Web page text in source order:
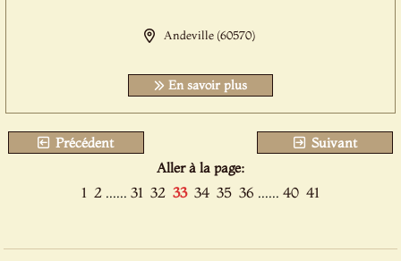
Andeville (60570)
En savoir plus
Précédent
Suivant
Aller à la page:
1 2 ...... 31 32 33 34 35 36 ...... 40 41